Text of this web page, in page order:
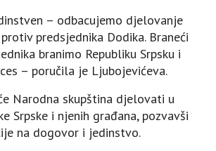
– odbacujemo djelovanje
predsjednika Dodika. Braneći
branimo Republiku Srpsku i
– poručila je Ljubojevićeva.
Narodna skupština djelovati u
Srpske i njenih građana, pozvavši
na dogovor i jedinstvo.